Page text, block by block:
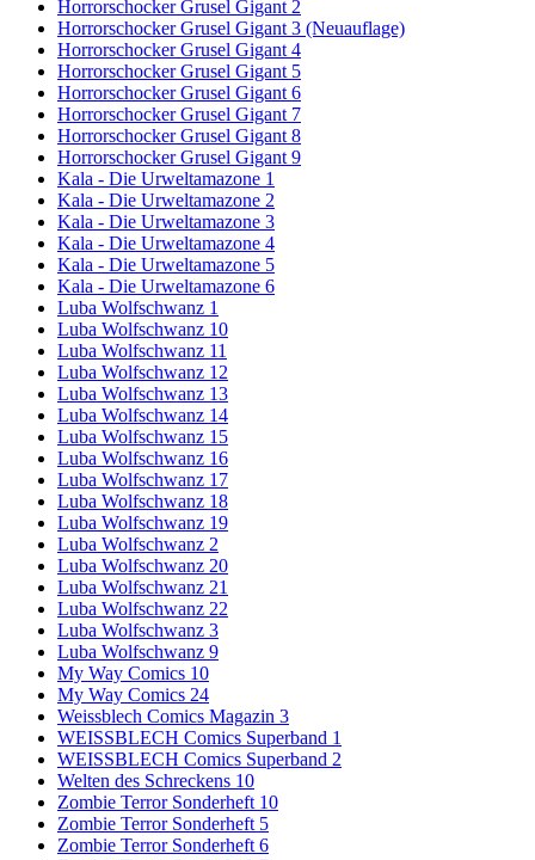
Horrorschocker Grusel Gigant 2
Horrorschocker Grusel Gigant 3 (Neuauflage)
Horrorschocker Grusel Gigant 4
Horrorschocker Grusel Gigant 5
Horrorschocker Grusel Gigant 6
Horrorschocker Grusel Gigant 7
Horrorschocker Grusel Gigant 8
Horrorschocker Grusel Gigant 9
Kala - Die Urweltamazone 1
Kala - Die Urweltamazone 2
Kala - Die Urweltamazone 3
Kala - Die Urweltamazone 4
Kala - Die Urweltamazone 5
Kala - Die Urweltamazone 6
Luba Wolfschwanz 1
Luba Wolfschwanz 10
Luba Wolfschwanz 11
Luba Wolfschwanz 12
Luba Wolfschwanz 13
Luba Wolfschwanz 14
Luba Wolfschwanz 15
Luba Wolfschwanz 16
Luba Wolfschwanz 17
Luba Wolfschwanz 18
Luba Wolfschwanz 19
Luba Wolfschwanz 2
Luba Wolfschwanz 20
Luba Wolfschwanz 21
Luba Wolfschwanz 22
Luba Wolfschwanz 3
Luba Wolfschwanz 9
My Way Comics 10
My Way Comics 24
Weissblech Comics Magazin 3
WEISSBLECH Comics Superband 1
WEISSBLECH Comics Superband 2
Welten des Schreckens 10
Zombie Terror Sonderheft 10
Zombie Terror Sonderheft 5
Zombie Terror Sonderheft 6